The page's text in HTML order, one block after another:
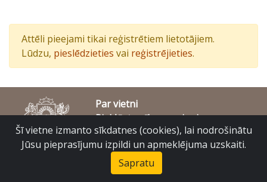
Attēli pieejami tikai reģistrētiem lietotājiem.
Lūdzu, pieslēdzieties vai reģistrējieties.
Par vietni
Piekļūstamības paziņojums
© Latvijas Valsts vēstures arhīvs 2007-2026
Slokas iela 16, Rīga, LV – 1048
raduraksti@arhivi.gov.lv
Šī vietne izmanto sīkdatnes (cookies), lai nodrošinātu
Jūsu pieprasījumu izpildi un apmeklējuma uzskaiti.
Sapratu